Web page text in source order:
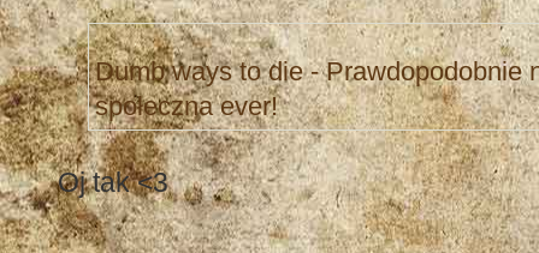
Dumb ways to die - Prawdopodobnie
społeczna ever!
Oj tak <3